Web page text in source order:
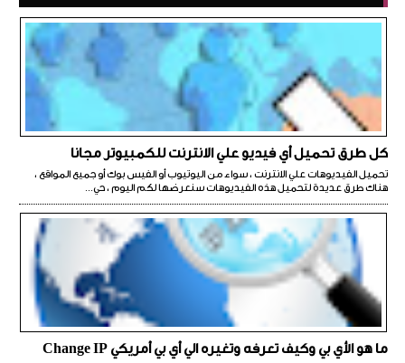
كل طرق تحميل أي فيديو علي الانترنت للكمبيوتر مجانا
تحميل الفيديوهات علي الانترنت ، سواء من اليوتيوب أو الفيس بوك أو جميع المواقع ،
هناك طرق عديدة لتحميل هذه الفيديوهات سنعرضها لكم اليوم ، حي...
ما هو الأي بي وكيف تعرفه وتغيره الي أي بي أمريكي Change IP